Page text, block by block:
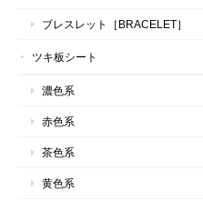
ブレスレット［BRACELET］
ツキ板シート
濃色系
赤色系
茶色系
黄色系